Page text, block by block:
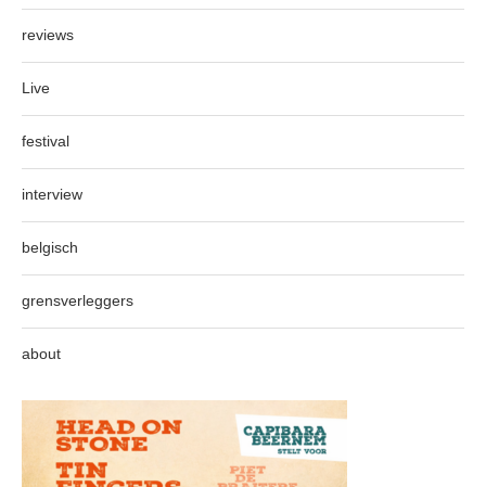
reviews
Live
festival
interview
belgisch
grensverleggers
about